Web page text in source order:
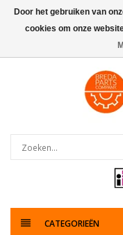
0artikelen
CATEGORIEËN
Door het gebruiken van
cookies om onze